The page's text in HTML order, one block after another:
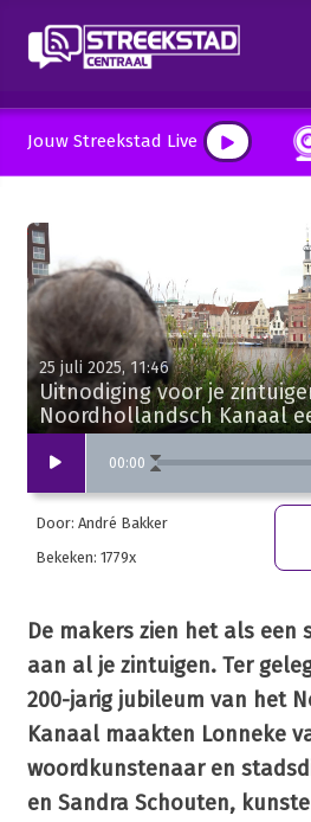
Jouw Streekstad Live
00:00
25 juli 2025, 11:46
Uitnodiging voor je
Noordhollandsch Kanaal
Door: André Bakker
Bekeken: 1779x
De makers zien het als een
aan al je zintuigen. Ter
200-jarig jubileum van het
Kanaal maakten Lonneke
woordkunstenaar en
en Sandra Schouten,